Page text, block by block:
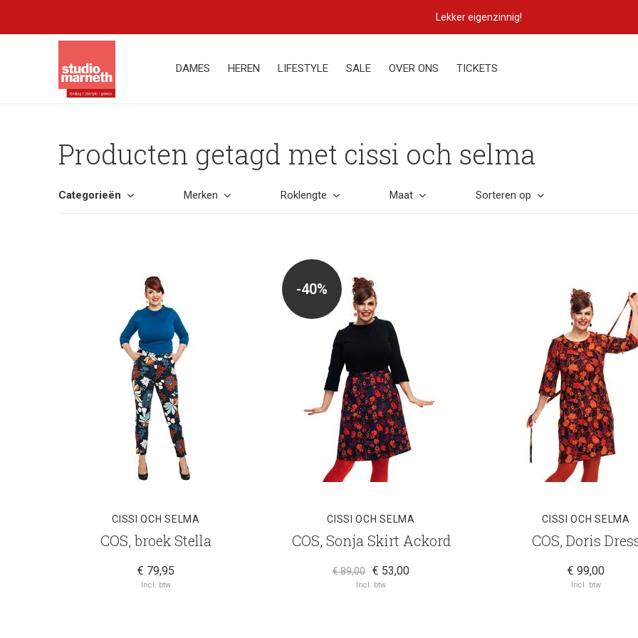
DAMES HEREN LIFESTYLE SALE OVER ONS TICKETS
Lekker eigenzinnig!
Producten getagd met cissi och selma
Categorieën Merken Roklengte Maat Sorteren op
CISSI OCH SELMA
COS, broek Stella
€ 79,95
Incl. btw
-40%
CISSI OCH SELMA
COS, Sonja Skirt Ackord
€ 89,00 € 53,00
Incl. btw
CISSI OCH SELMA
COS, Doris
€ 99,00
Incl. btw